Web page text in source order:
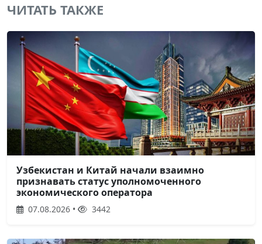
ЧИТАТЬ ТАКЖЕ
Узбекистан и Китай начали взаимно
признавать статус уполномоченного
экономического оператора
07.08.2026 • 3442